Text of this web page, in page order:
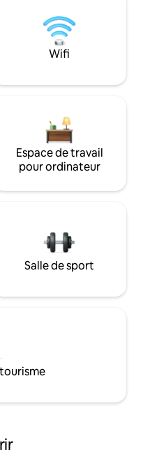
Wifi
Espace de travail
pour ordinateur
Salle de sport